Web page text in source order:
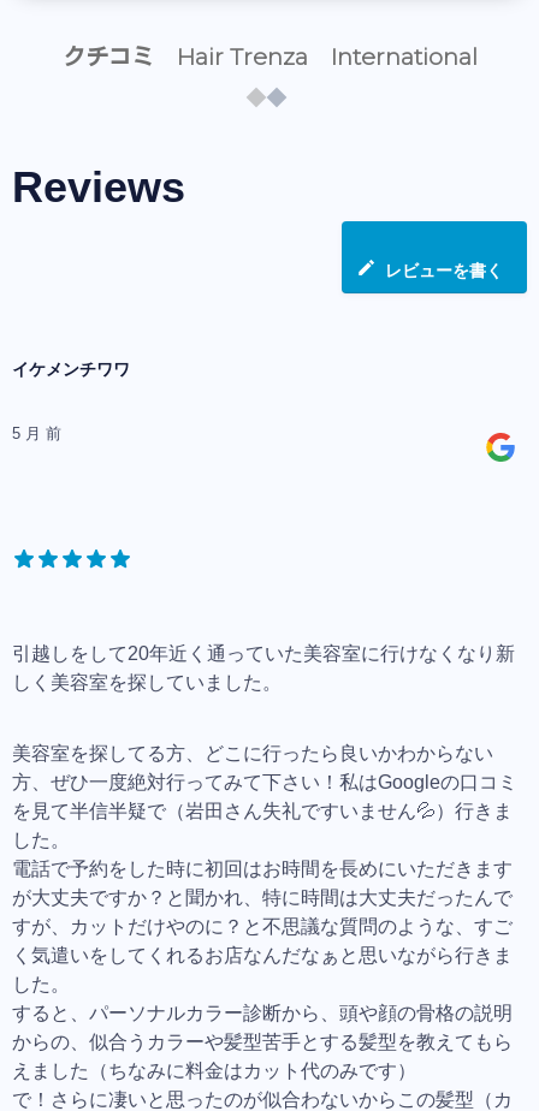
クチコミ Hair Trenza International
Reviews
レビューを書く
イケメンチワワ
5 月 前
引越しをして20年近く通っていた美容室に行けなくなり新
しく美容室を探していました。
美容室を探してる方、どこに行ったら良いかわからない
方、ぜひ一度絶対行ってみて下さい！私はGoogleの口コミ
を見て半信半疑で（岩田さん失礼ですいません💦）行きま
した。
電話で予約をした時に初回はお時間を長めにいただきます
が大丈夫ですか？と聞かれ、特に時間は大丈夫だったんで
すが、カットだけやのに？と不思議な質問のような、すご
く気遣いをしてくれるお店なんだなぁと思いながら行きま
した。
すると、パーソナルカラー診断から、頭や顔の骨格の説明
からの、似合うカラーや髪型苦手とする髪型を教えてもら
えました（ちなみに料金はカット代のみです）
で！さらに凄いと思ったのが似合わないからこの髪型（カ